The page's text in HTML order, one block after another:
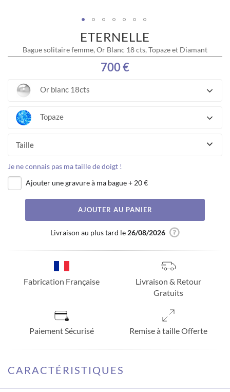
ETERNELLE
Bague solitaire femme, Or Blanc 18 cts, Topaze et Diamant
700 €
Or blanc 18cts
Topaze
Taille
Je ne connais pas ma taille de doigt !
Ajouter une gravure à ma bague+ 20 €
AJOUTER AU PANIER
Livraison au plus tard le 26/08/2026
Fabrication Française
Livraison & Retour
Gratuits
Paiement Sécurisé Remise à taille Offerte
images
CARACTÉRISTIQUES